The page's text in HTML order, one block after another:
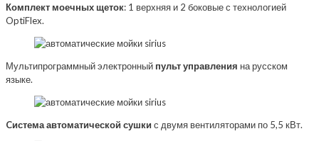
Комплект моечных щеток: 1 верхняя и 2 боковые с технологией
OptiFlex.
Мультипрограммный электронный пульт управления на русском
языке.
Cистема автоматической сушки с двумя вентиляторами по 5,5 кВт.